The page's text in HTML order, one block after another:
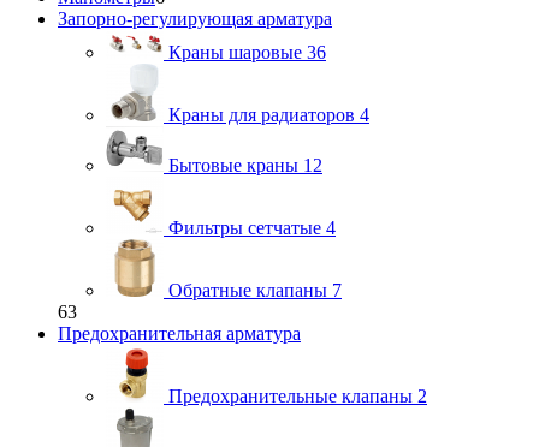
Запорно-регулирующая арматура
Краны шаровые 36
Краны для радиаторов 4
Бытовые краны 12
Фильтры сетчатые 4
Обратные клапаны 7
63
Предохранительная арматура
Предохранительные клапаны 2